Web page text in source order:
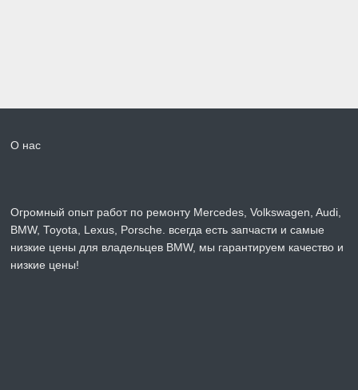
О нас
Огромный опыт работ по ремонту Mercedes, Volkswagen, Audi,
BMW, Toyota, Lexus, Porsche. всегда есть запчасти и самые
низкие цены для владельцев BMW, мы гарантируем качество и
низкие цены!